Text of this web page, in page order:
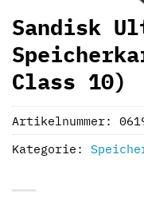
Sandisk
Class 10)
Artikelnummer:
Kategorie: